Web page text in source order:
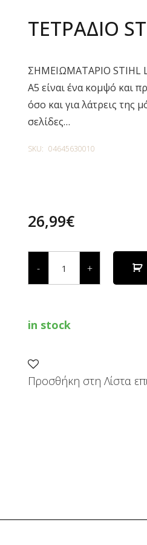
ΤΕΤΡΑΔΙΟ
ΣΗΜΕΙΩΜΑΤΑΡΙΟ STIHL
A5 είναι ένα κομψό και
όσο και για λάτρεις της
σελίδες…
SKU: 04645630010
26,99€
-
ΤΕΤΡΑΔΙΟ
STIHL
A5
+
in stock
Προσθήκη στη Λίστα